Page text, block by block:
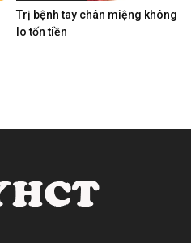
Trị bệnh tay chân miệng không
lo tốn tiền